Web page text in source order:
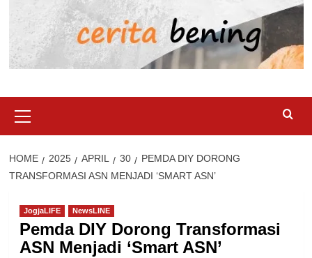
Menu
HOME 2025 APRIL 30
PEMDA DIY DORONG
TRANSFORMASI ASN MENJADI ‘SMART ASN’
JogjaLIFE NewsLINE
Pemda DIY Dorong Transformasi
ASN Menjadi ‘Smart ASN’